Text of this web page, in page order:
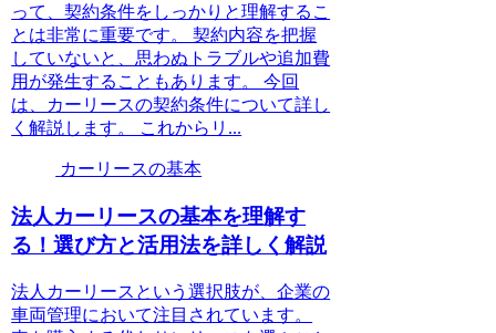
って、契約条件をしっかりと理解するこ
とは非常に重要です。 契約内容を把握
していないと、思わぬトラブルや追加費
用が発生することもあります。 今回
は、カーリースの契約条件について詳し
く解説します。 これからリ...
カーリースの基本
法人カーリースの基本を理解す
る！選び方と活用法を詳しく解説
法人カーリースという選択肢が、企業の
車両管理において注目されています。